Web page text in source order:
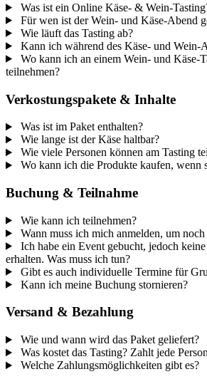
Was ist ein Online Käse- & Wein-
Für wen ist der Wein- und Käse-Abend
Wie läuft das Tasting ab?
Kann ich während des Käse- und Wein-
Wo kann ich an einem Wein- und Käse-
teilnehmen?
Verkostungspakete & Inhalte
Was ist im Paket enthalten?
Wie lange ist der Käse haltbar?
Wie viele Personen können am Tasting
Wo kann ich die Produkte kaufen, wenn
Buchung & Teilnahme
Wie kann ich teilnehmen?
Wann muss ich mich anmelden, um
Ich habe ein Event gebucht, jedoch
erhalten. Was muss ich tun?
Gibt es auch individuelle Termine für
Kann ich meine Buchung stornieren?
Versand & Bezahlung
Wie und wann wird das Paket geliefert?
Was kostet das Tasting? Zahlt jede
Welche Zahlungsmöglichkeiten gibt es?